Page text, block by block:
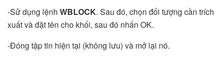
-Sử dụng lệnh WBLOCK. Sau đó, chọn đối tượng cần trích
xuất và đặt tên cho khối, sau đó nhấn OK.
-Đóng tập tin hiện tại (không lưu) và mở lại nó.